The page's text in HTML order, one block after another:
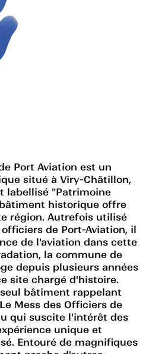
Port Aviation est un
situé à Viry-Châtillon,
labellisé "Patrimoine
historique offre
région. Autrefois utilisé
de Port-Aviation, il
de l'aviation dans cette
la commune de
depuis plusieurs années
site chargé d'histoire.
bâtiment rappelant
Mess des Officiers de
qui suscite l'intérêt des
unique et
Entouré de magnifiques